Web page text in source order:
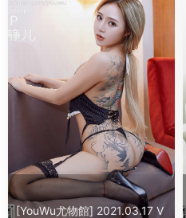
[YouWu尤物館] 2021.03.17 V